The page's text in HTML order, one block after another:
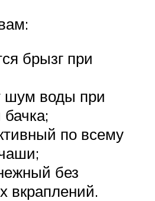
брызг при
шум воды при
по всему
без
вкраплений.